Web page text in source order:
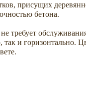
присущих
бетона.
требует
так и горизонтально.